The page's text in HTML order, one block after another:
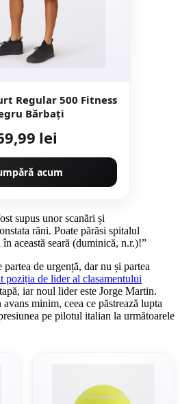
Regular 500 Fitness
Bărbaţi
lei
acum
supus unor scanări și
răni. Poate părăsi spitalul
în această seară (duminică, n.r.)!”
de urgență, dar nu și partea
poziția de lider al clasamentului
iar noul lider este Jorge Martin.
minim, ceea ce păstrează lupta
pe pilotul italian la următoarele